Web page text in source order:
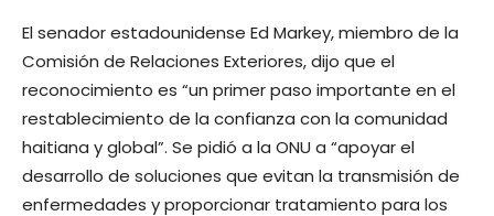
El senador estadounidense Ed Markey, miembro de la
Comisión de Relaciones Exteriores, dijo que el
reconocimiento es “un primer paso importante en el
restablecimiento de la confianza con la comunidad
haitiana y global”. Se pidió a la ONU a “apoyar el
desarrollo de soluciones que evitan la transmisión de
enfermedades y proporcionar tratamiento para los